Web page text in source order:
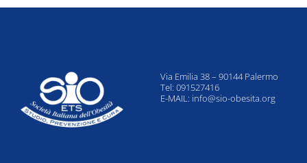
Via Emilia 38 – 90144 Palermo
Tel: 091527416
E-MAIL: info@sio-obesita.org